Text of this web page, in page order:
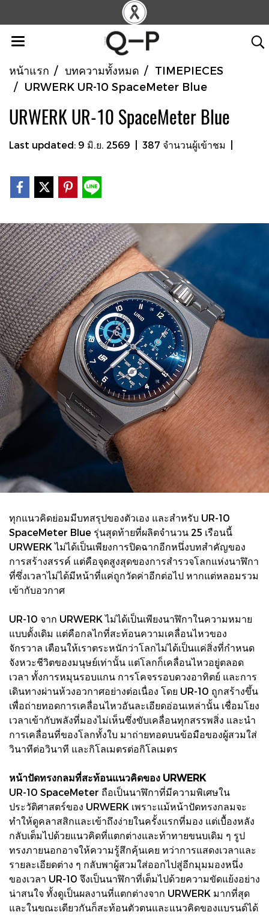
หน้าแรก บทความทั้งหมด
TIMEPIECES
URWERK UR-10 SpaceMeter Blue
URWERK UR-10 SpaceMeter Blue
Last updated: 9 มิ.ย. 2569 387 จำนวนผู้เข้าชม
ทุกแนวคิดย่อมมีบทสรุปของตัวเอง และสำหรับ UR-10
SpaceMeter Blue รุ่นสุดท้ายที่ผลิตจำนวน 25 เรือนนี้
URWERK ไม่ได้เป็นเพียงการปิดฉากอีกหนึ่งบทสำคัญของ
การสร้างสรรค์ แต่คือจุดสูงสุดของการสำรวจโลกแห่งนาฬิกา
ที่ซึ่งเวลาไม่ได้มีหน้าที่แค่ถูกวัดค่าอีกต่อไป หากแต่หลอมรวม
เข้ากับอวกาศ
UR-10 จาก URWERK ไม่ได้เป็นเพียงนาฬิกาในความหมาย
แบบดั้งเดิม แต่คือกลไกที่สะท้อนความเคลื่อนไหวของ
จักรวาล เตือนให้เราตระหนักว่าโลกไม่ได้เป็นแค่สิ่งที่กำหนด
จังหวะชีวิตของมนุษย์เท่านั้น แต่โลกก็เคลื่อนไหวอยู่ตลอด
เวลา ทั้งการหมุนรอบแกน การโคจรรอบดวงอาทิตย์ และการ
เดินทางผ่านห้วงอวกาศอย่างต่อเนื่อง โดย UR-10 ถูกสร้างขึ้น
เพื่อถ่ายทอดการเคลื่อนไหวอันละเอียดอ่อนเหล่านั้น เชื่อมโยง
เวลาเข้ากับพลังที่มองไม่เห็นซึ่งขับเคลื่อนทุกสรรพสิ่ง และนำ
การเคลื่อนที่ของโลกทั้งใบ มาถ่ายทอดบนข้อมือของผู้สวมใส่
วินาทีต่อวินาที และกิโลเมตรต่อกิโลเมตร
หน้าปัดทรงกลมที่สะท้อนแนวคิดของ URWERK
UR-10 SpaceMeter ถือเป็นนาฬิกาที่มีความพิเศษใน
ประวัติศาสตร์ของ URWERK เพราะแม้หน้าปัดทรงกลมจะ
ทำให้ดูคลาสสิกและเข้าถึงง่ายในครั้งแรกที่มอง แต่เบื้องหลัง
กลับเต็มไปด้วยแนวคิดที่แตกต่างและท้าทายขนบเดิม ๆ รูป
ทรงภายนอกอาจให้ความรู้สึกคุ้นเคย ทว่าการแสดงเวลาและ
รายละเอียดต่าง ๆ กลับพาผู้สวมใส่ออกไปสู่อีกมุมมองหนึ่ง
ของเวลา UR-10 จึงเป็นนาฬิกาที่เต็มไปด้วยความขัดแย้งอย่าง
น่าสนใจ ทั้งดูเป็นผลงานที่แตกต่างจาก URWERK มากที่สุด
และในขณะเดียวกันก็สะท้อนตัวตนและแนวคิดของแบรนด์ได้